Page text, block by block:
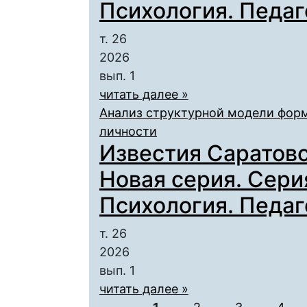
Психология.
т. 26
2026
вып. 1
читать далее »
Анализ структурной модели
личности
Известия
Новая серия.
Психология.
т. 26
2026
вып. 1
читать далее »